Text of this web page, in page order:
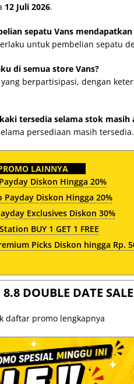
12 Juli 2026.
sepatu Vans
untuk pembelian sepatu
di semua store Vans?
berpartisipasi, dengan
tersedia selama stok masih
persediaan masih tersedia.
LAINNYA
Diskon Hingga 20%
Payday Diskon Hingga 20%
Exclusives Diskon 30%
BUY 1 GET 1 FREE
Picks Diskon hingga Rp.
DOUBLE DATE
daftar promo lengkapnya